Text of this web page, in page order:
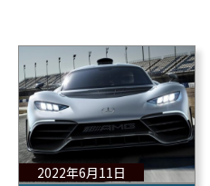
2022年6月11日